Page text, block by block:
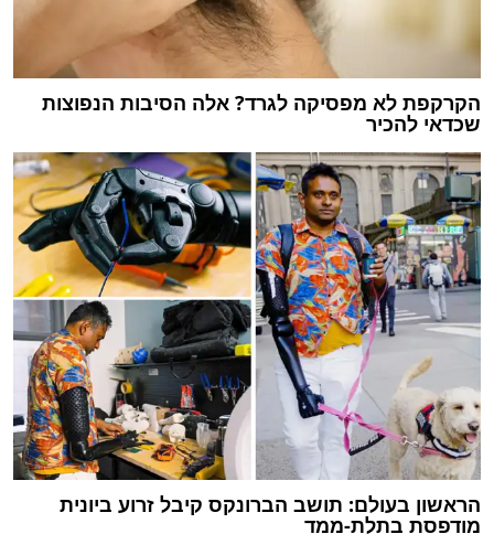
הקרקפת לא מפסיקה לגרד? אלה הסיבות הנפוצות
שכדאי להכיר
הראשון בעולם: תושב הברונקס קיבל זרוע ביונית
מודפסת בתלת-ממד